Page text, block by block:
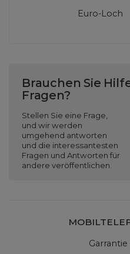
Euro-Loch
Brauchen Sie
Fragen?
Stellen Sie eine Frage,
und wir werden
umgehend antworten
und die interessantesten
Fragen und Antworten für
andere veröffentlichen.